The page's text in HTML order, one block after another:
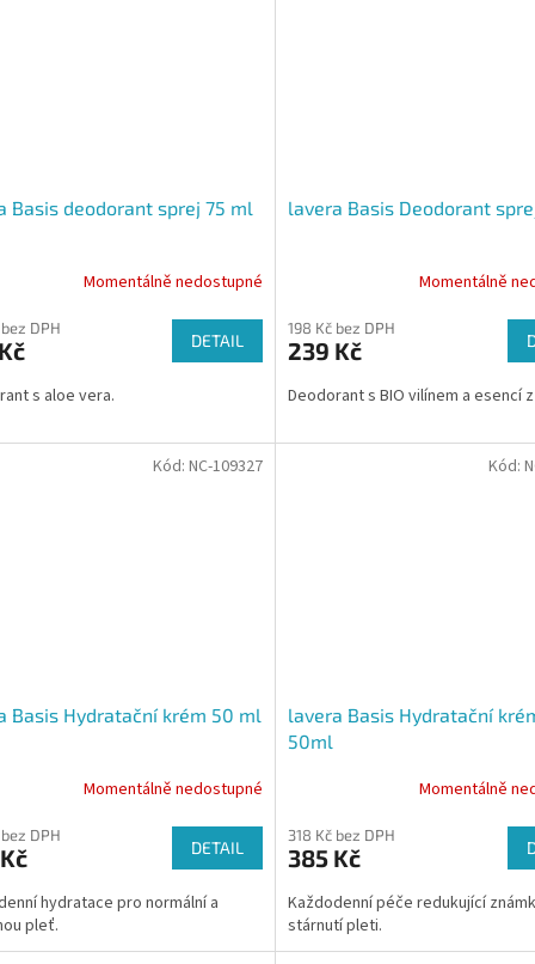
Basis deodorant sprej 75 ml
Momentálně nedostupné
DPH
DETAIL
s aloe vera.
lavera Basis Deodorant
Momentálně
198 Kč bez DPH
239 Kč
Deodorant s BIO vilínem a esencí
Basis Hydratační krém 50 ml
Momentálně nedostupné
DPH
DETAIL
hydratace pro normální a
pleť.
Kód: NC-109327
lavera Basis Hydratační
50ml
Momentálně
318 Kč bez DPH
385 Kč
Každodenní péče redukující
stárnutí pleti.
Kód: